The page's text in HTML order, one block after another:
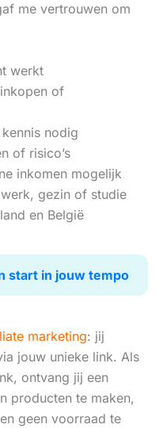
me vertrouwen om
werkt
of
nodig
of risico’s
inkomen mogelijk
gezin of studie
en België
start in jouw tempo
marketing: jij
jouw unieke link. Als
ontvang jij een
producten te maken,
geen voorraad te